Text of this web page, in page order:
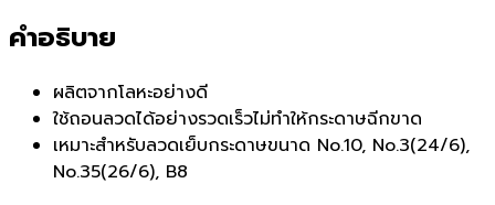
คำอธิบาย
ผลิตจากโลหะอย่างดี
ใช้ถอนลวดได้อย่างรวดเร็วไม่ทำให้กระดาษฉีกขาด
เหมาะสำหรับลวดเย็บกระดาษขนาด No.10, No.3(24/6),
No.35(26/6), B8